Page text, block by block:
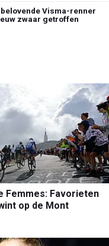
Visma-renner
zwaar getroffen
Femmes: Favorieten
op de Mont